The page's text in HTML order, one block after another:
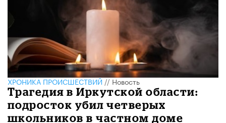
ХРОНИКА ПРОИСШЕСТВИЙ//Новость
Трагедия в Иркутской области:
подросток убил четверых
школьников в частном доме